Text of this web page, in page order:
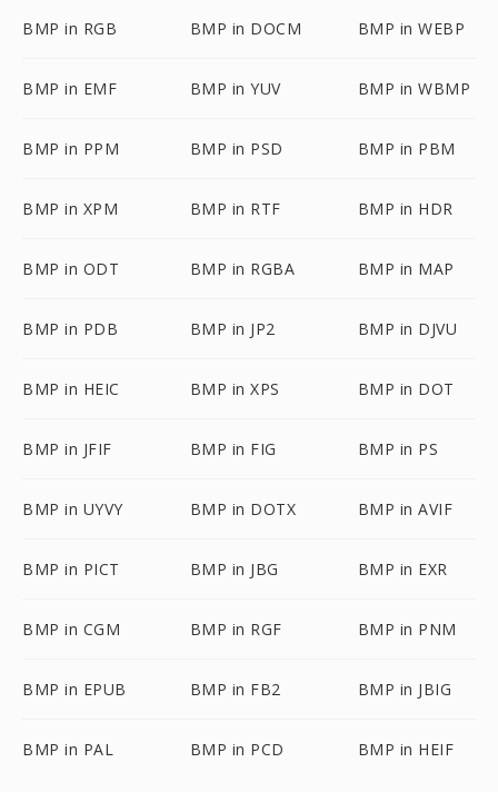
BMP in RGB BMP in DOCM BMP in WEBP
BMP in EMF BMP in YUV BMP in WBMP
BMP in PPM BMP in PSD BMP in PBM
BMP in XPM BMP in RTF BMP in HDR
BMP in ODT BMP in RGBA BMP in MAP
BMP in PDB BMP in JP2 BMP in DJVU
BMP in HEIC BMP in XPS BMP in DOT
BMP in JFIF BMP in FIG BMP in PS
BMP in UYVY BMP in DOTX BMP in AVIF
BMP in PICT BMP in JBG BMP in EXR
BMP in CGM BMP in RGF BMP in PNM
BMP in EPUB BMP in FB2 BMP in JBIG
BMP in PAL BMP in PCD BMP in HEIF